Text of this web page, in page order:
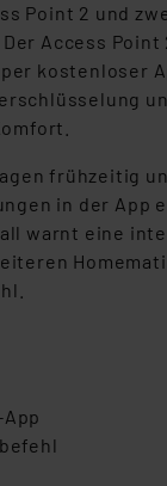
Point 2 und
Access
kostenloser
frühzeitig
in der App
warnt eine